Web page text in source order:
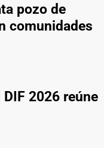
pozo de
comunidades
2026 reúne